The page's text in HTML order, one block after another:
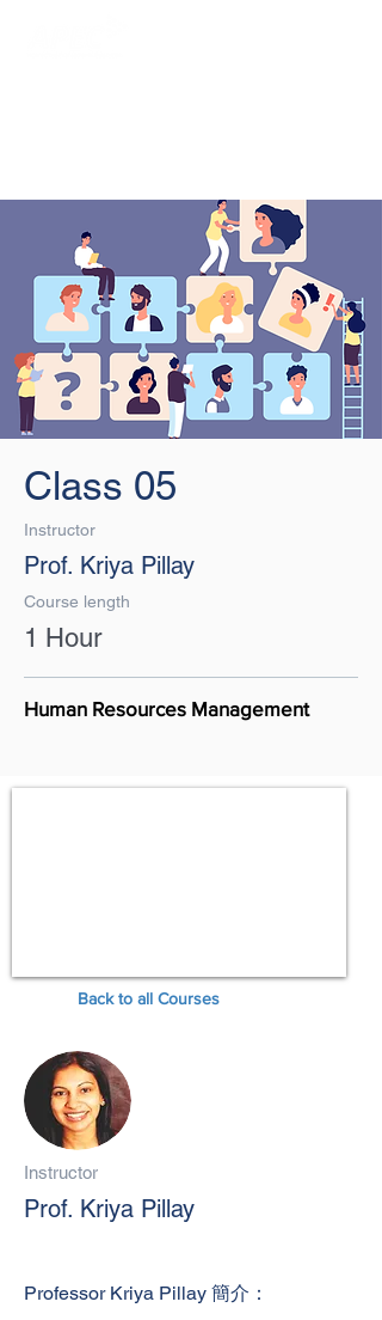
Class 05
Instructor
Prof. Kriya Pillay
Course length
1 Hour
Human Resources Management
Back to all Courses
Instructor
Prof. Kriya Pillay
Professor Kriya Pillay 簡介：